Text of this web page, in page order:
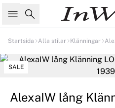
Sök
Startsida Alla stilar Klänningar
SALE
AlexaIW lång